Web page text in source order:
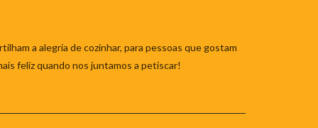
a alegria de cozinhar, para pessoas que gostam
feliz quando nos juntamos a petiscar!